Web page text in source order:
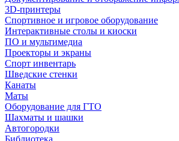
3D-принтеры
Спортивное и игровое оборудование
Интерактивные столы и киоски
ПО и мультимедиа
Проекторы и экраны
Спорт инвентарь
Шведские стенки
Канаты
Маты
Оборудование для ГТО
Шахматы и шашки
Автогородки
Библиотека